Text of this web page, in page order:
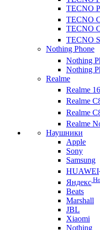
TECNO
TECNO
TECNO
TECNO
Nothing Phone
Nothing
Nothing
Realme
Realme
Realme
Realme
Realme
Наушники
Apple
Sony
Samsung
HUAWEI
Яндекс
Beats
Marshall
JBL
Xiaomi
Nothing